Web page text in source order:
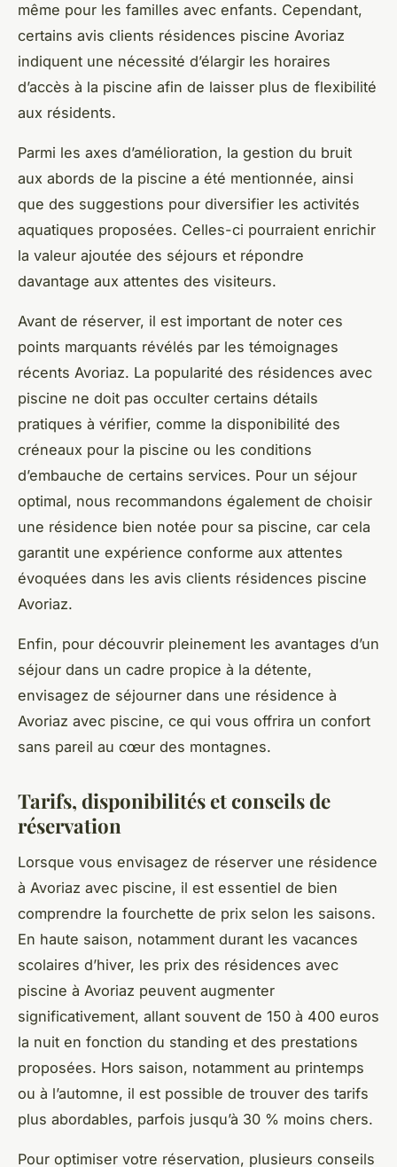
même pour les familles avec enfants. Cependant,
certains avis clients résidences piscine Avoriaz
indiquent une nécessité d’élargir les horaires
d’accès à la piscine afin de laisser plus de flexibilité
aux résidents.
Parmi les axes d’amélioration, la gestion du bruit
aux abords de la piscine a été mentionnée, ainsi
que des suggestions pour diversifier les activités
aquatiques proposées. Celles-ci pourraient enrichir
la valeur ajoutée des séjours et répondre
davantage aux attentes des visiteurs.
Avant de réserver, il est important de noter ces
points marquants révélés par les témoignages
récents Avoriaz. La popularité des résidences avec
piscine ne doit pas occulter certains détails
pratiques à vérifier, comme la disponibilité des
créneaux pour la piscine ou les conditions
d’embauche de certains services. Pour un séjour
optimal, nous recommandons également de choisir
une résidence bien notée pour sa piscine, car cela
garantit une expérience conforme aux attentes
évoquées dans les avis clients résidences piscine
Avoriaz.
Enfin, pour découvrir pleinement les avantages d’un
séjour dans un cadre propice à la détente,
envisagez de séjourner dans une résidence à
Avoriaz avec piscine, ce qui vous offrira un confort
sans pareil au cœur des montagnes.
Tarifs, disponibilités et conseils de
réservation
Lorsque vous envisagez de réserver une résidence
à Avoriaz avec piscine, il est essentiel de bien
comprendre la fourchette de prix selon les saisons.
En haute saison, notamment durant les vacances
scolaires d’hiver, les prix des résidences avec
piscine à Avoriaz peuvent augmenter
significativement, allant souvent de 150 à 400 euros
la nuit en fonction du standing et des prestations
proposées. Hors saison, notamment au printemps
ou à l’automne, il est possible de trouver des tarifs
plus abordables, parfois jusqu’à 30 % moins chers.
Pour optimiser votre réservation, plusieurs conseils